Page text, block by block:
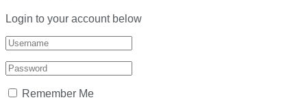
Login to your account below
Remember Me